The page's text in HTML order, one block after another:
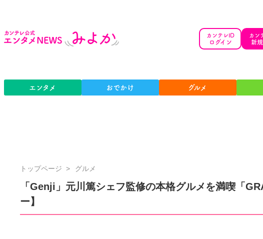
カンテレID
ログイン
カン
新
エンタメ おでかけ グルメ
トップページ カ
テ
グルメ
「Genji」元川篤シェフ監修の本格グルメを満喫「
ー】